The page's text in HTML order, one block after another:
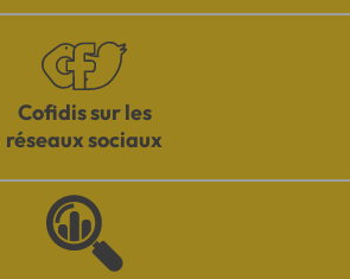
Cofidis sur les
réseaux sociaux